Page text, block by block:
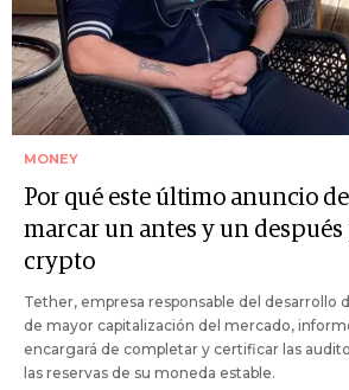
MONEY
Por qué este último anuncio
marcar un antes y un
crypto
Tether, empresa responsable del desarrollo
de mayor capitalización del mercado,
encargará de completar y certificar las
las reservas de su moneda estable.